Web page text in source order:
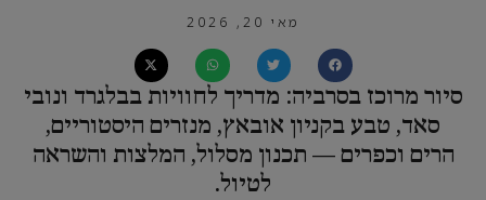
מאי 20, 2026
סיור מרוכז בסרביה: מדריך לחוויות בבלגרד ונובי
סאד, טבע בקניון אובאץ, מנזרים היסטוריים,
הרים וכפרים — תכנון מסלול, המלצות והשראה
לטיול.